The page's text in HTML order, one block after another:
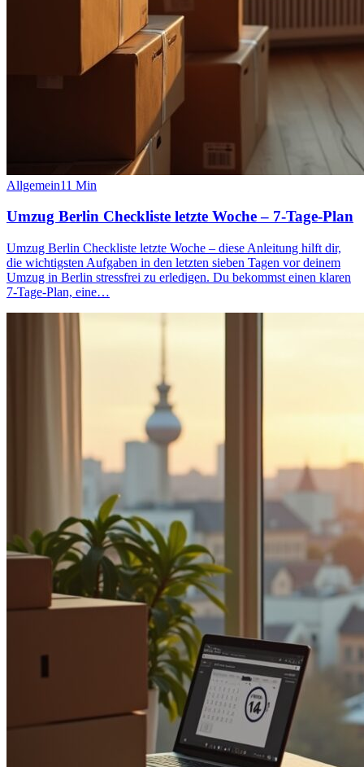
Allgemein11 Min
Umzug Berlin Checkliste letzte Woche – 7-Tage-Plan
Umzug Berlin Checkliste letzte Woche – diese Anleitung hilft dir,
die wichtigsten Aufgaben in den letzten sieben Tagen vor deinem
Umzug in Berlin stressfrei zu erledigen. Du bekommst einen klaren
7‑Tage‑Plan, eine…